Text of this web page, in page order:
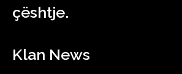
çështje.
Klan News